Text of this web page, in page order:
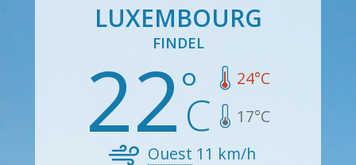
LUXEMBOURG
FINDEL
22 24°C
17°C
Ouest 11 km/h